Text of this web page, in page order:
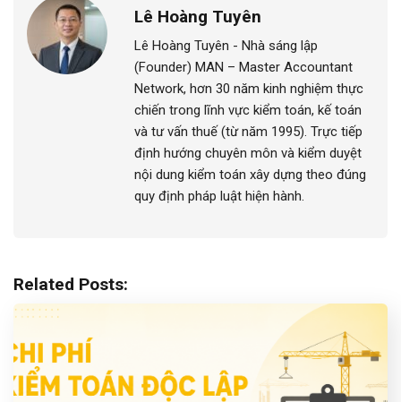
Lê Hoàng Tuyên
Lê Hoàng Tuyên - Nhà sáng lập
(Founder) MAN – Master Accountant
Network, hơn 30 năm kinh nghiệm thực
chiến trong lĩnh vực kiểm toán, kế toán
và tư vấn thuế (từ năm 1995). Trực tiếp
định hướng chuyên môn và kiểm duyệt
nội dung kiểm toán xây dựng theo đúng
quy định pháp luật hiện hành.
Related Posts: